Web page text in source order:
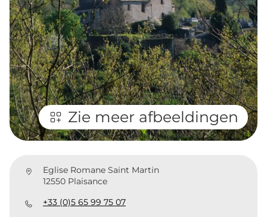
Zie meer afbeeldingen
Eglise Romane Saint Martin
12550 Plaisance
+33 (0)5 65 99 75 07